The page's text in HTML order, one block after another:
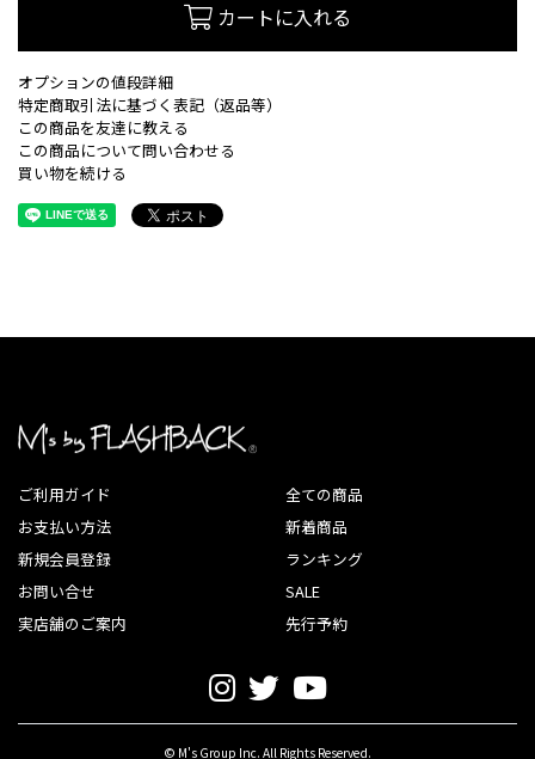
カートに入れる
オプションの値段詳細
特定商取引法に基づく表記（返品等）
この商品を友達に教える
この商品について問い合わせる
買い物を続ける
ご利用ガイド
お支払い方法
新規会員登録
お問い合せ
実店舗のご案内
全ての商品
新着商品
ランキング
SALE
先行予約
© M's Group Inc. All Rights Reserved.